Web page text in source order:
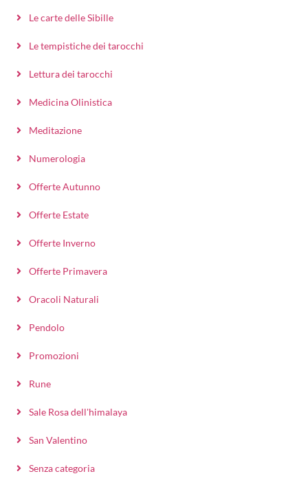
Le carte delle Sibille
Le tempistiche dei tarocchi
Lettura dei tarocchi
Medicina Olinistica
Meditazione
Numerologia
Offerte Autunno
Offerte Estate
Offerte Inverno
Offerte Primavera
Oracoli Naturali
Pendolo
Promozioni
Rune
Sale Rosa dell'himalaya
San Valentino
Senza categoria